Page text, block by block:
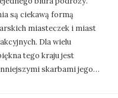
są ciekawą formą
miasteczek i miast
Dla wielu
tego kraju jest
skarbami jego…